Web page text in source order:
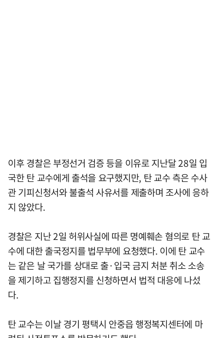
이후 경찰은 부정선거 검증 등을 이유로 지난달 28일 입
국한 탄 교수에게 출석을 요구했지만, 탄 교수 측은 수사
관 기피신청서와 불출석 사유서를 제출하며 조사에 응하
지 않았다.
경찰은 지난 2일 허위사실에 따른 명예훼손 혐의로 탄 교
수에 대한 출국정지를 법무부에 요청했다. 이에 탄 교수
는 같은 날 국가를 상대로 출·입국 금지 처분 취소 소송
을 제기하고 집행정지를 신청하면서 법적 대응에 나섰
다.
탄 교수는 이날 경기 평택시 안중읍 행정복지센터에 마